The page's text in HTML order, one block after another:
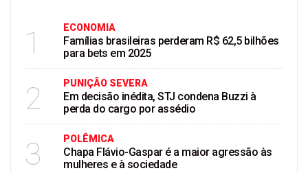
1 ECONOMIA
Famílias brasileiras perderam R$ 62,5 bilhões
para bets em 2025
2 PUNIÇÃO SEVERA
Em decisão inédita, STJ condena Buzzi à
perda do cargo por assédio
3 POLÊMICA
Chapa Flávio-Gaspar é a maior agressão às
mulheres e à sociedade